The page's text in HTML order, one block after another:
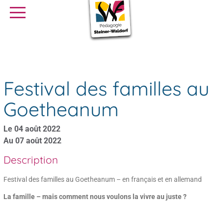
SE FORMER
Festival des familles au
Goetheanum
Le 04 août 2022
Au 07 août 2022
Description
Festival des familles au Goetheanum – en français et en allemand
La famille – mais comment nous voulons la vivre au juste ?